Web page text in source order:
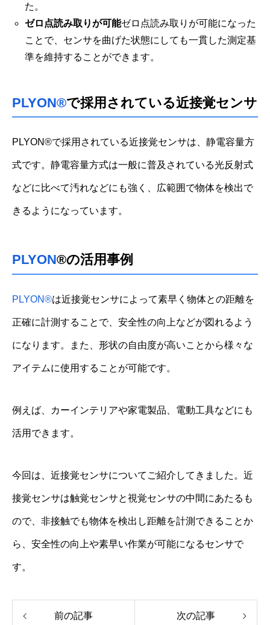
た。
ゼロ点読み取りが可能ゼロ点読み取りが可能になった
ことで、センサを曲げた状態にしても一貫した測定基
準を維持することができます。
PLYON®で採用されている近接覚センサ
PLYON®で採用されている近接覚センサは、静電容量方
式です。静電容量方式は一般に普及されている光反射式
などに比べて汚れなどにも強く、広範囲で物体を検出で
きるようになっています。
PLYON®の活用事例
PLYON®は近接覚センサによって素早く物体との距離を
正確に計測することで、安全性の向上などが図れるよう
になります。また、形状の自由度が高いことから様々な
アイテムに使用することが可能です。
例えば、カーインテリアや家電製品、電動工具などにも
活用できます。
今回は、近接覚センサについてご紹介してきました。近
接覚センサは触覚センサと視覚センサの中間にあたるも
ので、非接触でも物体を検出し距離を計測できることか
ら、安全性の向上や素早い作業が可能になるセンサで
す。
前の記事 次の記事